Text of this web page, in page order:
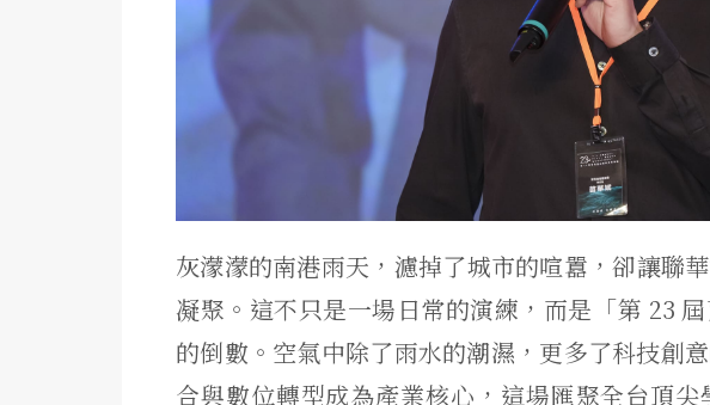
灰濛濛的南港雨天，濾掉了城市的喧囂，卻讓聯
凝聚。 這不只是一場日常的演練，而是「第 23
的倒數。空氣中除了雨水的潮濕， 更多了科技創
合與數位轉型成為產業核心， 這場匯聚全台頂